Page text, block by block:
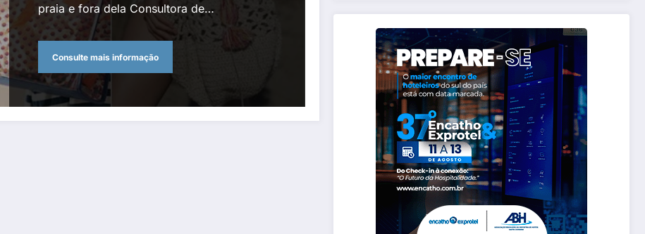
praia e fora dela Consultora de…
Consulte mais informação